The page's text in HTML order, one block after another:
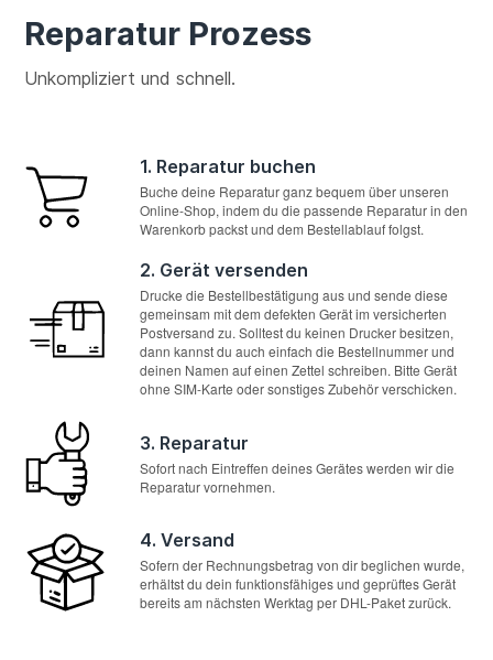
Reparatur Prozess
Unkompliziert und schnell.
1. Reparatur buchen
Buche deine Reparatur ganz bequem über unseren
Online-Shop, indem du die passende Reparatur in den
Warenkorb packst und dem Bestellablauf folgst.
2. Gerät versenden
Drucke die Bestellbestätigung aus und sende diese
gemeinsam mit dem defekten Gerät im versicherten
Postversand zu. Solltest du keinen Drucker besitzen,
dann kannst du auch einfach die Bestellnummer und
deinen Namen auf einen Zettel schreiben. Bitte Gerät
ohne SIM-Karte oder sonstiges Zubehör verschicken.
3. Reparatur
Sofort nach Eintreffen deines Gerätes werden wir die
Reparatur vornehmen.
4. Versand
Sofern der Rechnungsbetrag von dir beglichen wurde,
erhältst du dein funktionsfähiges und geprüftes Gerät
bereits am nächsten Werktag per DHL-Paket zurück.